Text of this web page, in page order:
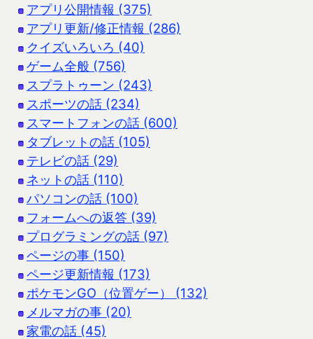
アプリ公開情報 (375)
アプリ更新/修正情報 (286)
クイズいろいろ (40)
ゲーム全般 (756)
スプラトゥーン (243)
スポーツの話 (234)
スマートフォンの話 (600)
タブレットの話 (105)
テレビの話 (29)
ネットの話 (110)
パソコンの話 (100)
フォームへの返答 (39)
プログラミングの話 (97)
ページの事 (150)
ページ更新情報 (173)
ポケモンGO（位置ゲー） (132)
メルマガの事 (20)
家電の話 (45)